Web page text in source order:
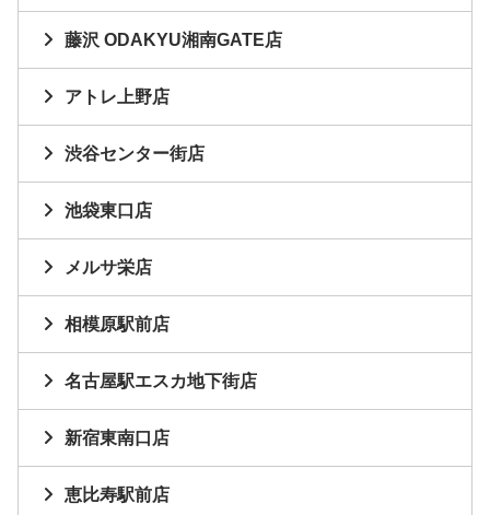
藤沢 ODAKYU湘南GATE店
アトレ上野店
渋谷センター街店
池袋東口店
メルサ栄店
相模原駅前店
名古屋駅エスカ地下街店
新宿東南口店
恵比寿駅前店